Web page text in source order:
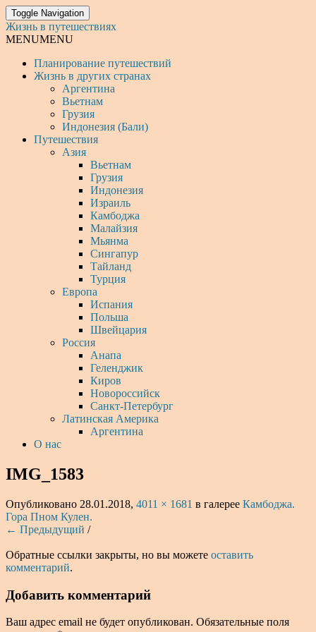
Toggle Navigation
Жизнь в путешествиях
MENUMENU
Планирование путешествий
Жизнь в других странах
Аргентина
Вьетнам
Грузия
Индонезия (Бали)
Путешествия
Азия
Вьетнам
Грузия
Индонезия
Израиль
Камбоджа
Малайзия
Мьянма
Сингапур
Тайланд
Турция
Европа
Испания
Польша
Швейцария
Россия
Анапа
Геленджик
Киров
Новороссийск
Санкт-Петербург
Латинская Америка
Аргентина
О нас
IMG_1583
Опубликовано 28.01.2018, 4011 × 1681 в галерее Камбоджа.
Гора Пном Кулен.
← Предыдущий /
Обратные ссылки закрыты, но вы можете оставить
комментарий.
Добавить комментарий
Ваш адрес email не будет опубликован. Обязательные поля